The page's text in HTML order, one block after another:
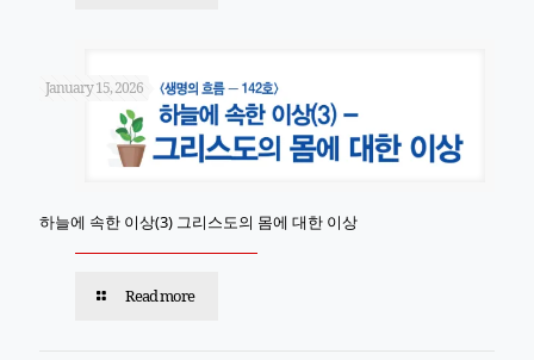
January 15, 2026
하늘에 속한 이상(3) 그리스도의 몸에 대한 이상
Read more